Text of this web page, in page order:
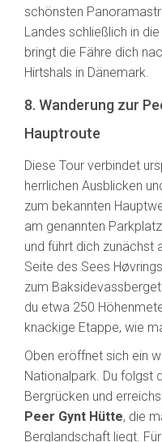
schönsten
Landes schließlich in
bringt die Fähre dich
Hirtshals in Dänemark.
8. Wanderung zur
Hauptroute
Diese Tour verbindet
herrlichen Ausblicken
zum bekannten
am genannten
und führt dich zunächst
Seite des Sees
zum
du etwa 250
knackige Etappe, wie
Oben eröffnet sich ein
Nationalpark. Du folgst
Bergrücken und
Peer Gynt Hütte, die
Berglandschaft liegt.